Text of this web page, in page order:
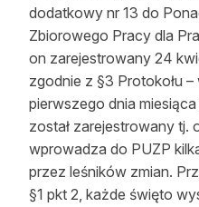
Auto do lasu
Dla drwala
Leśnik na zakupach
Z zagranicy
Edukacja
dodatkowy nr 13 do
Zbiorowego Pracy dla
on zarejestrowany 24
zgodnie z §3 Protokołu
pierwszego dnia
został zarejestrowany tj.
wprowadza do PUZP
przez leśników zmian.
§1 pkt 2, każde święto